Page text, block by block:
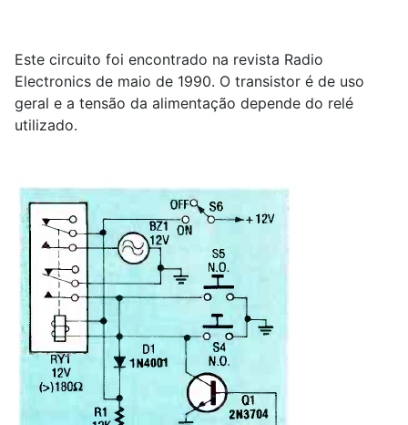
Este circuito foi encontrado na revista Radio
Electronics de maio de 1990. O transistor é de uso
geral e a tensão da alimentação depende do relé
utilizado.